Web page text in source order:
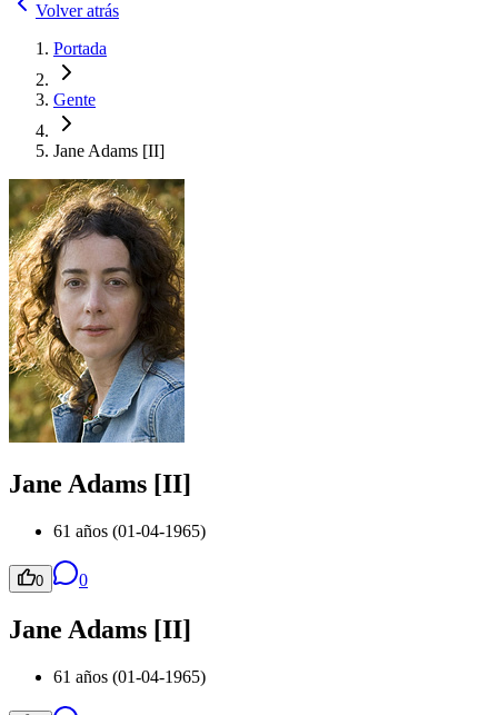
Volver atrás
Portada
Gente
Jane Adams [II]
Jane Adams [II]
61 años (01-04-1965)
0 0
Jane Adams [II]
61 años (01-04-1965)